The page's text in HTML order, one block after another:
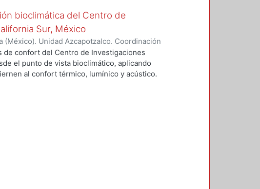
bioclimática del Centro de
Sur, México
Unidad Azcapotzalco. Coordinación
)García Tavera, José Luis
de confort del Centro de Investigaciones
el punto de vista bioclimático, aplicando
al confort térmico, lumínico y acústico.